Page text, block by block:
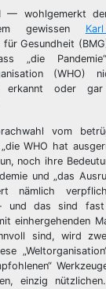
— wohlgemerkt
gewissen
für Gesundheit
„die
(WHO)
erkannt oder gar
vom
WHO hat
noch ihre
und „das
nämlich
und das sind
einhergehenden
sind, wird
einzig